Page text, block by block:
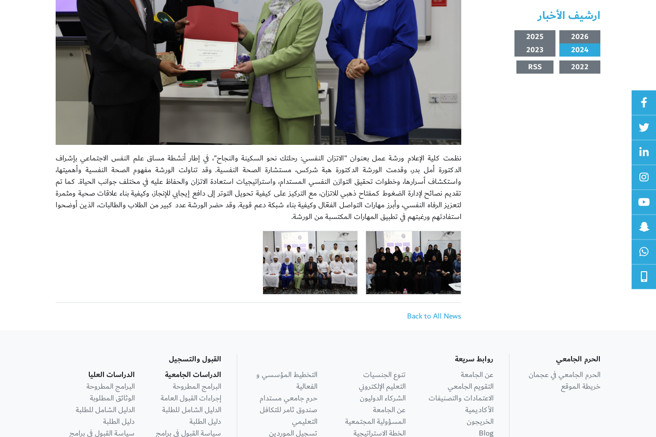
ارشيف الأخبار
2026
2025
2024
2023
2022
RSS
نظمت كلية الإعلام ورشة عمل بعنوان "الاتزان النفسي: رحلتك نحو السكينة والنجاح"، في إطار أنشطة مساق علم النفس الاجتماعي بإشراف
الدكتورة أمل بدر، وقدمت الورشة الدكتورة هبة شركس، مستشارة الصحة النفسية. وقد تناولت الورشة مفهوم الصحة النفسية وأهميتها،
واستكشاف أسرارها، وخطوات تحقيق التوازن النفسي المستدام، واستراتيجيات استعادة الاتزان والحفاظ عليه في مختلف جوانب الحياة. كما تم
تقديم نصائح لإدارة الضغوط كمفتاح ذهبي للاتزان، مع التركيز على كيفية تحويل التوتر إلى دافع إيجابي للإنجاز، وكيفية بناء علاقات صحية ومثمرة
لتعزيز الرفاه النفسي، وأبرز مهارات التواصل الفعّال وكيفية بناء شبكة دعم قوية. وقد حضر الورشة عدد كبير من الطلاب والطالبات، الذين أوضحوا
استفادتهم ورغبتهم في تطبيق المهارات المكتسبة من الورشة.
Back to All News
الحرم الجامعي
الحرم الجامعي في عجمان
خريطة الموقع
روابط سريعة
عن الجامعة
التقويم الجامعي
الاعتمادات والتصنيفات
الأكاديمية
الخريجون
Blog
تنوع الجنسيات
التعليم الإلكتروني
الشركاء الدوليون
عن الجامعة
المسؤولية المجتمعية
الخطة الاستراتيجية
التخطيط المؤسسي و
الفعالية
حرم جامعي مستدام
صندوق ثامر للتكافل
التعليمي
تسجيل الموردين
القبول والتسجيل
الدراسات الجامعية
البرامج المطروحة
إجراءات القبول العامة
الدليل الشامل للطلبة
دليل الطلبة
سياسة القبول في برامج
الدراسات العليا
البرامج المطروحة
الوثائق المطلوبة
الدليل الشامل للطلبة
دليل الطلبة
سياسة القبول في برامج